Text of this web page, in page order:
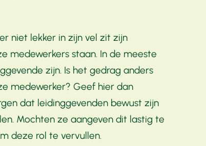
niet lekker in zijn vel zit zijn
medewerkers staan. In de meeste
zijn. Is het gedrag anders
medewerker? Geef hier dan
dat leidinggevenden bewust zijn
Mochten ze aangeven dit lastig te
deze rol te vervullen.